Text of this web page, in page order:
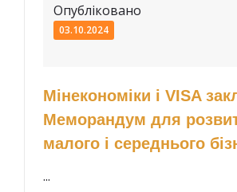
Опубліковано
03.10.2024
Мінекономіки і VISA
Меморандум для
малого і середнього
...